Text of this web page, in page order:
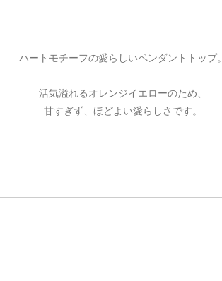
ハートモチーフの愛らしいペンダントトップ。
活気溢れるオレンジイエローのため、
甘すぎず、ほどよい愛らしさです。